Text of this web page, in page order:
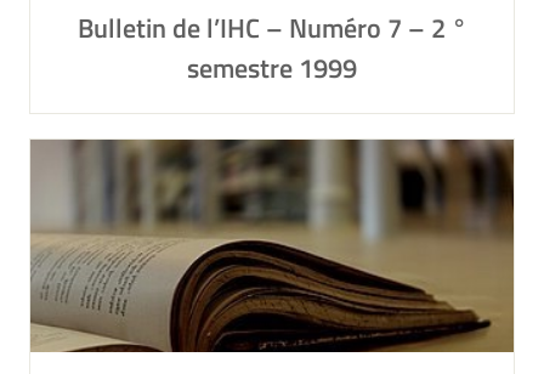
Bulletin de l’IHC – Numéro 7 – 2 °
semestre 1999